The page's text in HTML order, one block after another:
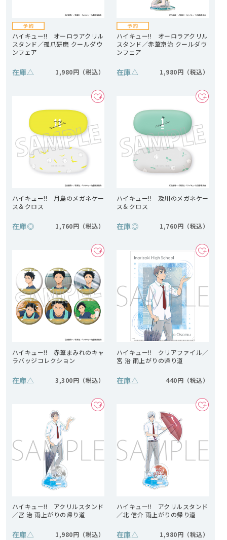
ハイキュー!! オーロラアクリル
スタンド／孤爪研磨 クールダウ
ンフェア
在庫△ 1,980円
ハイキュー!! オーロラアクリル
スタンド／赤葦京治 クールダウ
ンフェア
在庫△ 1,980円
ハイキュー!! 月島のメガネケー
ス＆クロス
在庫◎ 1,760円
ハイキュー!! 及川のメガネケー
ス＆クロス
在庫◎ 1,760円
ハイキュー!! 赤葦まみれのキャ
ラバッジコレクション
在庫△ 3,300円
ハイキュー!! クリアファイル／
宮 治 雨上がりの帰り道
在庫△ 440円
ハイキュー!! アクリルスタンド
／宮 治 雨上がりの帰り道
在庫△ 1,980円
ハイキュー!! アクリルスタンド
／北 信介 雨上がりの帰り道
在庫△ 1,980円